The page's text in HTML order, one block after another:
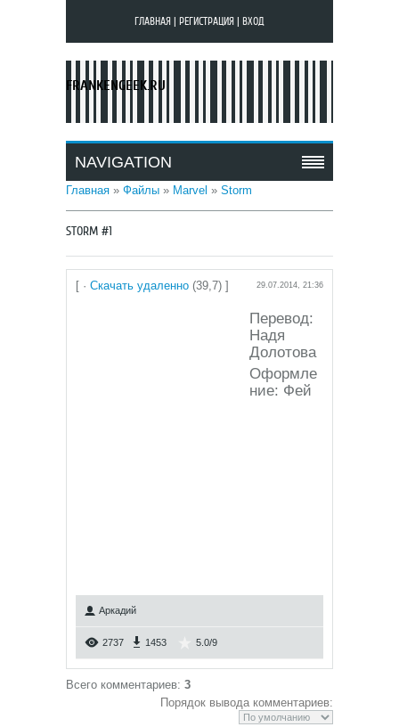
ГЛАВНАЯ РЕГИСТРАЦИЯ ВХОД
FRANKENGEEK.RU
NAVIGATION
Главная » Файлы » Marvel » Storm
STORM #1
[ · Скачать удаленно (39,7) ] 29.07.2014, 21:36
Перевод:
Надя
Долотова
Оформле
ние: Фей
Аркадий
2737 1453 5.0/9
Всего комментариев: 3
Порядок вывода комментариев: